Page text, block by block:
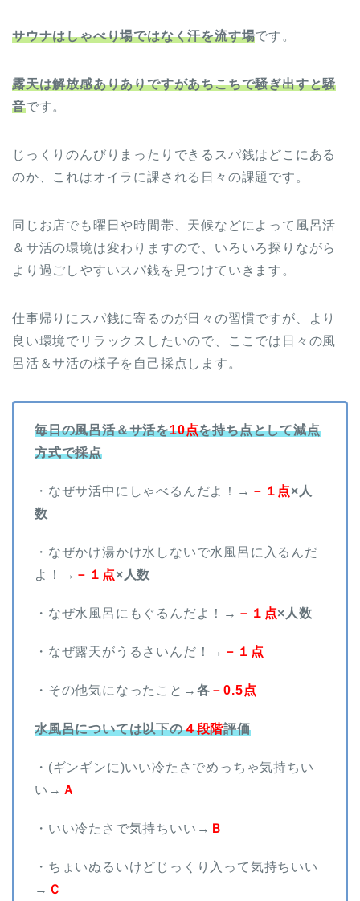
サウナはしゃべり場ではなく汗を流す場です。
露天は解放感ありありですがあちこちで騒ぎ出すと騒
音です。
じっくりのんびりまったりできるスパ銭はどこにある
のか、これはオイラに課される日々の課題です。
同じお店でも曜日や時間帯、天候などによって風呂活
＆サ活の環境は変わりますので、いろいろ探りながら
より過ごしやすいスパ銭を見つけていきます。
仕事帰りにスパ銭に寄るのが日々の習慣ですが、より
良い環境でリラックスしたいので、ここでは日々の風
呂活＆サ活の様子を自己採点します。
毎日の風呂活＆サ活を10点を持ち点として減点
方式で採点
・なぜサ活中にしゃべるんだよ！→ －１点×人
数
・なぜかけ湯かけ水しないで水風呂に入るんだ
よ！→ －１点×人数
・なぜ水風呂にもぐるんだよ！→ －１点×人数
・なぜ露天がうるさいんだ！→ －１点
・その他気になったこと→ 各 －0.5点
水風呂については以下の４段階評価
・(ギンギンに)いい冷たさでめっちゃ気持ちい
い→ Ａ
・いい冷たさで気持ちいい→ Ｂ
・ちょいぬるいけどじっくり入って気持ちいい
→ Ｃ